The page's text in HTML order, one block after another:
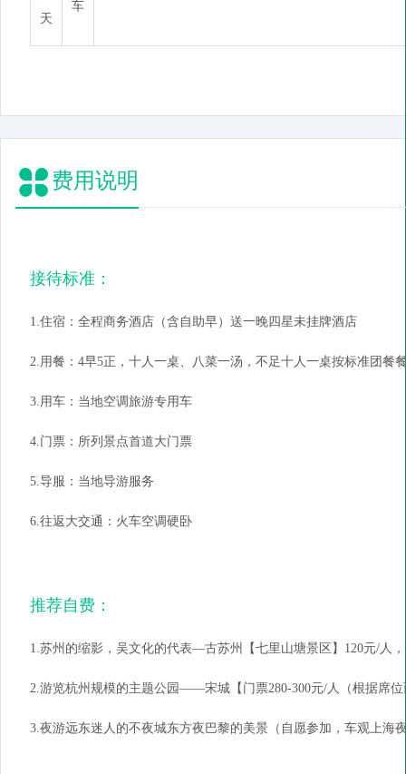
天
车
费用说明
接待标准：
1.住宿：全程商务酒店（含自助早）送一晚四星未挂牌酒店
2.用餐：4早5正，十人一桌、八菜一汤，不足十人一桌按标准团餐
3.用车：当地空调旅游专用车
4.门票：所列景点首道大门票
5.导服：当地导游服务
6.往返大交通：火车空调硬卧
推荐自费：
1.苏州的缩影，吴文化的代表—古苏州【七里山塘景区】120元/人
2.游览杭州规模的主题公园——宋城【门票280-300元/人（根据席
3.夜游远东迷人的不夜城东方夜巴黎的美景（自愿参加，车观上海